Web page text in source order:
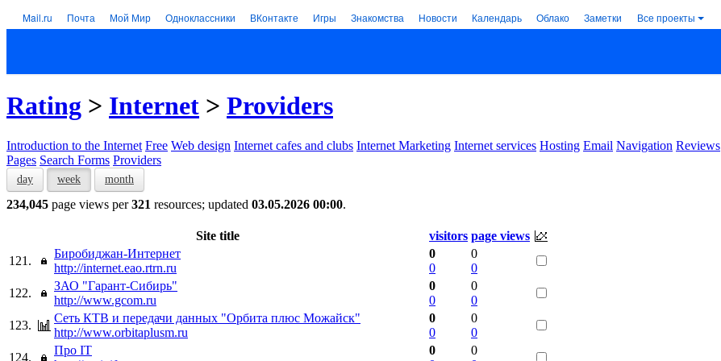
Mail.ru Почта Мой Мир Одноклассники ВКонтакте Игры Знакомства Новости Календарь Облако Заметки Все проекты
Rating > Internet > Providers
Introduction to the Internet Free Web design Internet cafes and clubs Internet Marketing Internet services Hosting Email Navigation Reviews
Pages Search Forms Providers
day week month
234,045 page views per321 resources; updated 03.05.2026 00:00.
Site title visitors page views
121.
Биробиджан-Интернет
http://internet.eao.rtrn.ru
0
0
0
0
122.
ЗАО "Гарант-Сибирь"
http://www.gcom.ru
0
0
0
0
123.
Сеть КТВ и передачи данных "Орбита плюс Можайск"
http://www.orbitaplusm.ru
0
0
0
0
124.
Про IТ
0
0